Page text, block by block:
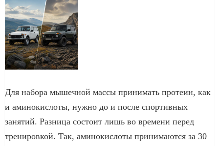
Для набора мышечной массы принимать протеин, как
и аминокислоты, нужно до и после спортивных
занятий. Разница состоит лишь во времени перед
тренировкой. Так, аминокислоты принимаются за 30